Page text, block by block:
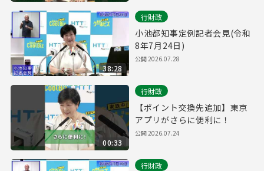
38:28
行財政
小池都知事定例記者会見(令和
8年7月24日)
公開 2026.07.28
00:33
行財政
【ポイント交換先追加】東京
アプリがさらに便利に！
公開 2026.07.24
行財政